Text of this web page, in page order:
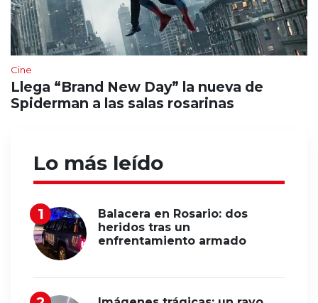
Cine
Llega “Brand New Day” la nueva de
Spiderman a las salas rosarinas
Lo más leído
Balacera en Rosario: dos
heridos tras un
enfrentamiento armado